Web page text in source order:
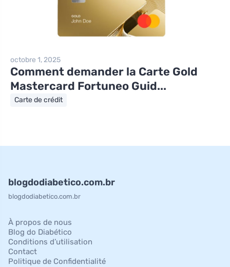
octobre 1, 2025
Comment demander la Carte Gold
Mastercard Fortuneo Guid...
Carte de crédit
blogdodiabetico.com.br
blogdodiabetico.com.br
À propos de nous
Blog do Diabético
Conditions d’utilisation
Contact
Politique de Confidentialité